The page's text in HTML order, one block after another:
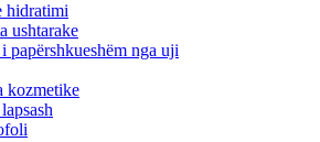
hidratimi
ushtarake
i papërshkueshëm nga uji
kozmetike